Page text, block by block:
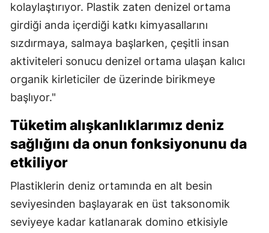
kolaylaştırıyor. Plastik zaten denizel ortama
girdiği anda içerdiği katkı kimyasallarını
sızdırmaya, salmaya başlarken, çeşitli insan
aktiviteleri sonucu denizel ortama ulaşan kalıcı
organik kirleticiler de üzerinde birikmeye
başlıyor."
Tüketim alışkanlıklarımız deniz
sağlığını da onun fonksiyonunu da
etkiliyor
Plastiklerin deniz ortamında en alt besin
seviyesinden başlayarak en üst taksonomik
seviyeye kadar katlanarak domino etkisiyle